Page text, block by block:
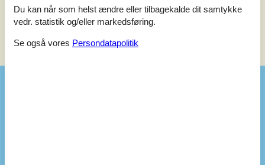
Se nabo emner Se solens gang om emnet
Du kan når som helst ændre eller tilbagekalde dit samtykke
vedr. statistik og/eller markedsføring.
Se også vores Persondatapolitik